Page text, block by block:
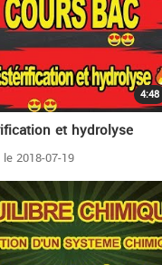
4:48
et hydrolyse
2018-07-19